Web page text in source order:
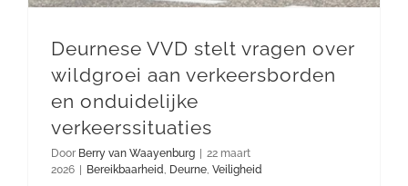
Deurnese VVD stelt vragen over
wildgroei aan verkeersborden
en onduidelijke
verkeerssituaties
Door Berry van Waayenburg
22 maart
2026
Bereikbaarheid, Deurne, Veiligheid